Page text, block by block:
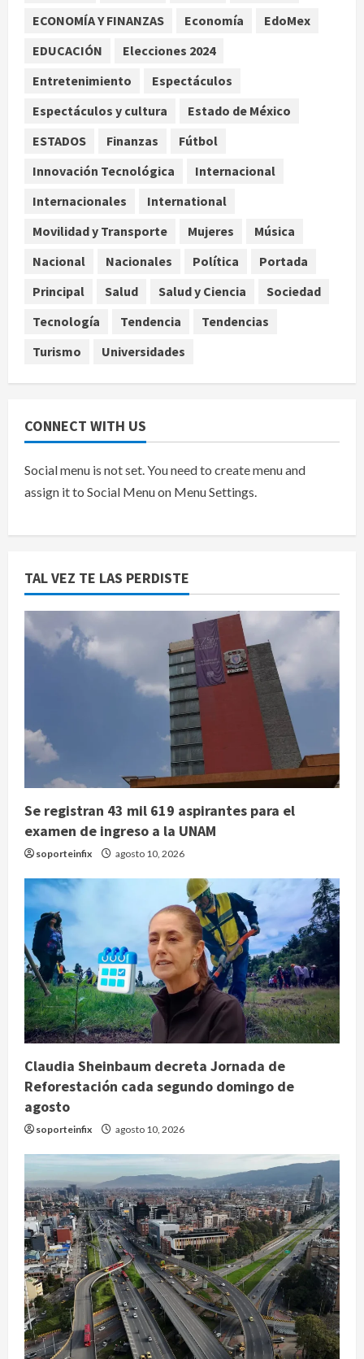
ciudad y la resistencia desde el
agosto 10, 2026
4
Jardín Hidalgo de Coyoacán atrae
en espacio polinizador
agosto 10, 2026
Planta Tecolote-La Gloria recibió
tres veces fondos internacionales y
agosto 10, 2026
ECONOMÍA Y FINANZAS Economía
EdoMex
EDUCACIÓN
Elecciones 2024
Entretenimiento
Espectáculos
Espectáculos y cultura
Estado de México
ESTADOS
Finanzas
Fútbol
Innovación Tecnológica
Internacional
Internacionales
International
Movilidad y Transporte
Mujeres
Música
Nacional
Nacionales Política
Portada
Principal
Salud Salud y Ciencia
Sociedad
Tecnología
Tendencia
Tendencias
Turismo
Universidades
CONNECT WITH US
Social menu is not set. You need to create menu and
assign it to Social Menu on Menu Settings.
TAL VEZ TE LAS PERDISTE
Se registran 43 mil 619 aspirantes para el
examen de ingreso a la UNAM
soporteinfix agosto 10, 2026
Claudia Sheinbaum decreta Jornada de
Reforestación cada segundo domingo de
agosto
soporteinfix agosto 10, 2026